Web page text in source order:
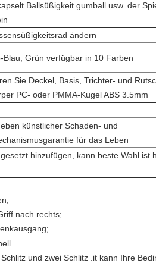
Ballsüßigkeit gumball usw. der
ändern
Blau, Grün verfügbar in 10 Farben
Sie Deckel, Basis, Trichter- und
PC- oder PMMA-Kugel ABS 3.5mm
künstlicher Schaden- und
für das Leben
hinzufügen, kann beste Wahl ist
nach rechts;
und zwei Schlitz .it kann Ihre